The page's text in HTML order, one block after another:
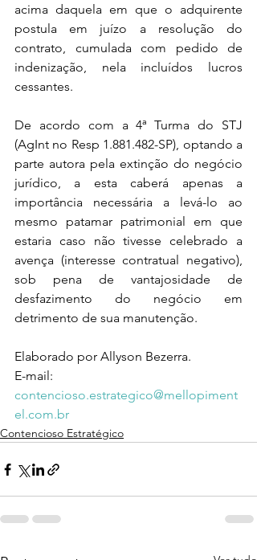
acima daquela em que o adquirente
postula em juízo a resolução do
contrato, cumulada com pedido de
indenização, nela incluídos lucros
cessantes.
De acordo com a 4ª Turma do STJ
(AgInt no Resp 1.881.482-SP), optando a
parte autora pela extinção do negócio
jurídico, a esta caberá apenas a
importância necessária a levá-lo ao
mesmo patamar patrimonial em que
estaria caso não tivesse celebrado a
avença (interesse contratual negativo),
sob pena de vantajosidade de
desfazimento do negócio em
detrimento de sua manutenção.
Elaborado por Allyson Bezerra.
E-mail:
contencioso.estrategico@mellopiment
el.com.br
Contencioso Estratégico